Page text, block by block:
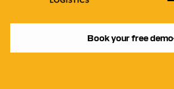
Book your free demo